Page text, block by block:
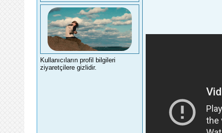
Kullanıcıların profil bilgileri
ziyaretçilere gizlidir.